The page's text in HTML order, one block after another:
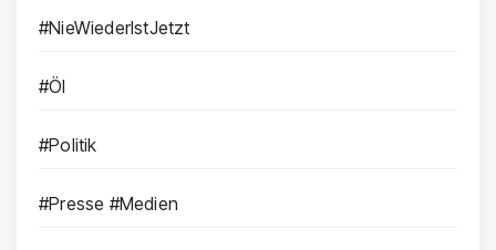
#NieWiederIstJetzt
#Öl
#Politik
#Presse #Medien